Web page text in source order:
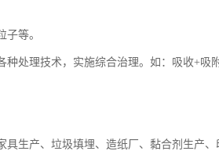
等。
处理技术，实施综合治理。如：吸收+吸
生产、垃圾填埋、造纸厂、黏合剂生产